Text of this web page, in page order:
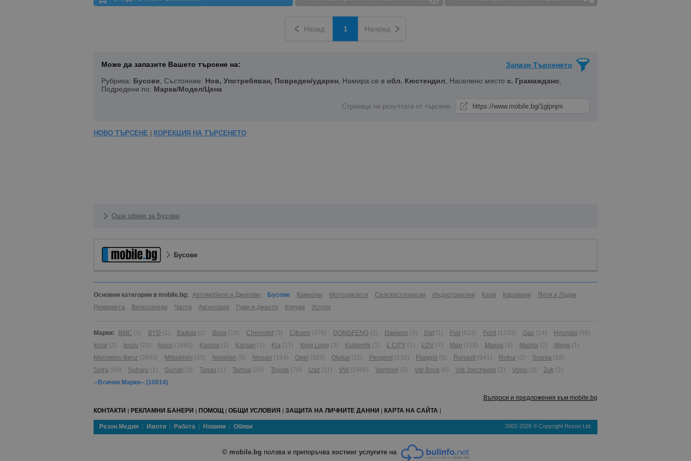
Назад 1 Напред
Може да запазите Вашето търсене на:
Запази Търсенето
Рубрика: Бусове, Състояние: Нов, Употребяван, Повреден/ударен, Намира се в обл. Кюстендил, Населено място с. Грамаждано,
Подредени по: Марка/Модел/Цена
Страница на резултата от търсене:
НОВО ТЪРСЕНЕ КОРЕКЦИЯ НА ТЪРСЕНЕТО
Още обяви за Бусове
Бусове
Основни категории в mobile.bg: Автомобили и Джипове Бусове Камиони Мотоциклети Селскостопански Индустриални Кари Каравани
Яхти и Лодки
Ремаркета
Велосипеди Части Аксесоари Гуми и джанти Купува Услуги
Марки: BMC (3) BYD (1) Barkas (2) Bova (19) Chevrolet (3) Citroen (476) DONGFENG (2) Daewoo (3) Daf (1) Fiat (624) Ford (1233) Gaz (14) Hyundai (58)
Irizar (2) Isuzu (23) Iveco (1665) Karosa (1) Karsan (1) Kia (17) King Long (3) Kutsenits (1) L CITY (1) LDV (7) Man (118) Maxus (4) Mazda (2) Mega (1)
Mercedes-Benz (2643) Mitsubishi (35) Neoplan (9) Nissan (164) Opel (383) Otokar (11) Peugeot (530) Piaggio (9) Renault (941) Robur (2) Scania (18)
Setra (89) Subaru (1) Suzuki (3) Tanax (1) Temsa (25) Toyota (70) Uaz (11) VW (1566) Vanhool (5) Vdl Bova (6) Vdl Joncheere (2) Volvo (3) Zuk (2)
--Всички Марки-- (10814)
Въпроси и предложения към mobile.bg
КОНТАКТИ
РЕКЛАМНИ БАНЕРИ ПОМОЩ ОБЩИ УСЛОВИЯ ЗАЩИТА НА ЛИЧНИТЕ ДАННИ КАРТА НА САЙТА
Резон Медия Имоти Работа Новини Обяви 2002-2026 ® Copyright Rezon Ltd.
© mobile.bg ползва и препоръчвахостинг услугите на